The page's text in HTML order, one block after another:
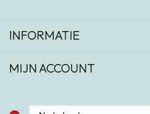
INFORMATIE
MIJN ACCOUNT